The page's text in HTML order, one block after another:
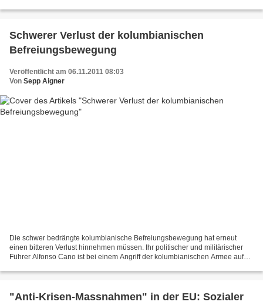
Schwerer Verlust der kolumbianischen
Befreiungsbewegung
Veröffentlicht am 06.11.2011 08:03
Von Sepp Aigner
Die schwer bedrängte kolumbianische Befreiungsbewegung hat erneut
einen bitteren Verlust hinnehmen müssen. Ihr politischer und militärischer
Führer Alfonso Cano ist bei einem Angriff der kolumbianischen Armee auf
"Anti-Krisen-Massnahmen" in der EU: Sozialer